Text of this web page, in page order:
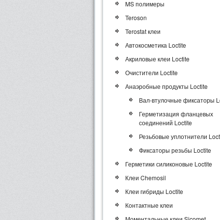
MS полимеры
Teroson
Terostat клеи
Автокосметика Loctite
Акриловые клеи Loctite
Очистители Loctite
Анаэробные продукты Loctite
Вал-втулочные фиксаторы
Герметизация фланцевых
соединений Loctite
Резьбовые уплотнители
Фиксаторы резьбы Loctite
Герметики силиконовые Loctite
Клеи Chemosil
Клеи гибриды Loctite
Контактные клеи